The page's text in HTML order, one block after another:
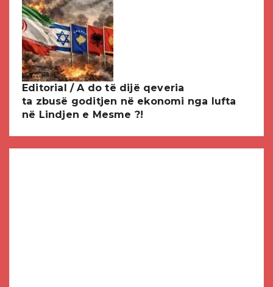
Editorial / A do të dijë qeveria
ta zbusë goditjen në ekonomi nga lufta
në Lindjen e Mesme ?!